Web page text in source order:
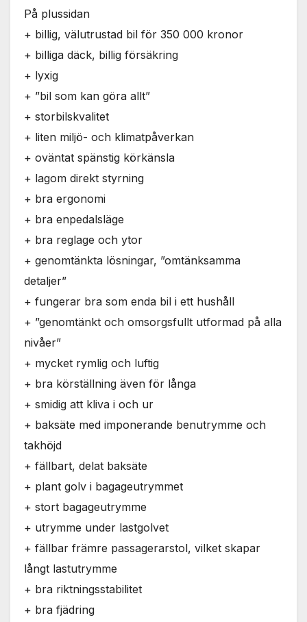
På plussidan
+ billig, välutrustad bil för 350 000 kronor
+ billiga däck, billig försäkring
+ lyxig
+ ”bil som kan göra allt”
+ storbilskvalitet
+ liten miljö- och klimatpåverkan
+ oväntat spänstig körkänsla
+ lagom direkt styrning
+ bra ergonomi
+ bra enpedalsläge
+ bra reglage och ytor
+ genomtänkta lösningar, ”omtänksamma
detaljer”
+ fungerar bra som enda bil i ett hushåll
+ ”genomtänkt och omsorgsfullt utformad på alla
nivåer”
+ mycket rymlig och luftig
+ bra körställning även för långa
+ smidig att kliva i och ur
+ baksäte med imponerande benutrymme och
takhöjd
+ fällbart, delat baksäte
+ plant golv i bagageutrymmet
+ stort bagageutrymme
+ utrymme under lastgolvet
+ fällbar främre passagerarstol, vilket skapar
långt lastutrymme
+ bra riktningsstabilitet
+ bra fjädring